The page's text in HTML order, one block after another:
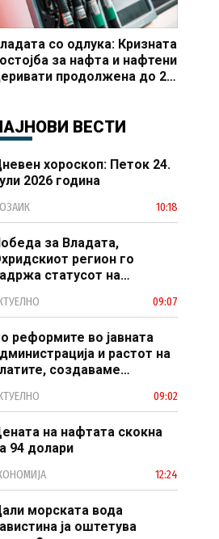
со одлука: Кризната
за нафта и нафтени
продолжена до 20
ВЕСТИ
хороскоп: Петок 24.
2026 година
10:18
за Владата,
регион го
статусот на
09:07
реформите во јавната
и растот на
создаваме
јавен сектор
09:02
на нафтата скокна
94 долари
12:24
морската вода
ја оштетува